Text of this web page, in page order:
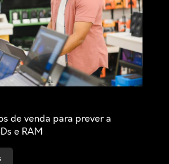
de venda para prever a
e RAM